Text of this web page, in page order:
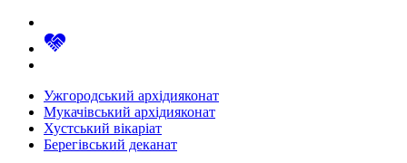
Ужгородський архідияконат
Мукачівський архідияконат
Хустський вікаріат
Берегівський деканат